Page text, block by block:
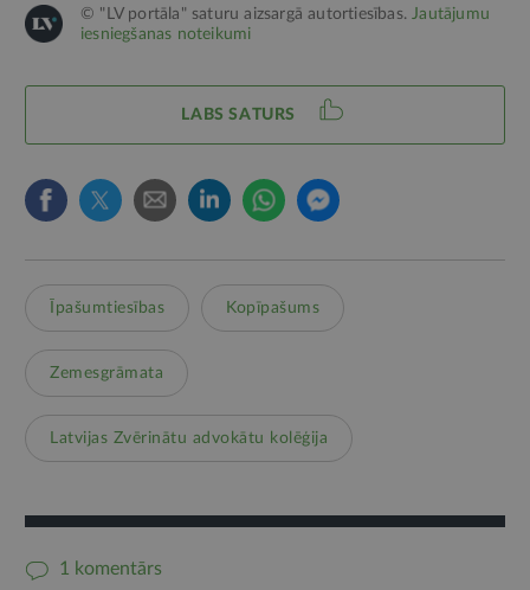
© "LV portāla" saturu aizsargā autortiesības.Jautājumu
iesniegšanas noteikumi
LABS SATURS
Īpašumtiesības Kopīpašums
Zemesgrāmata
Latvijas Zvērinātu advokātu kolēģija
1 komentārs